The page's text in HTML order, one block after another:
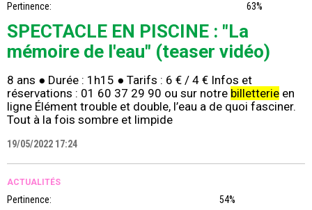
Pertinence: 63%
SPECTACLE EN PISCINE : "La
mémoire de l'eau" (teaser vidéo)
8 ans ● Durée : 1h15 ● Tarifs : 6 € / 4 € Infos et
réservations : 01 60 37 29 90 ou sur notre billetterie en
ligne Élément trouble et double, l’eau a de quoi fasciner.
Tout à la fois sombre et limpide
19/05/2022 17:24
ACTUALITÉS
Pertinence: 54%